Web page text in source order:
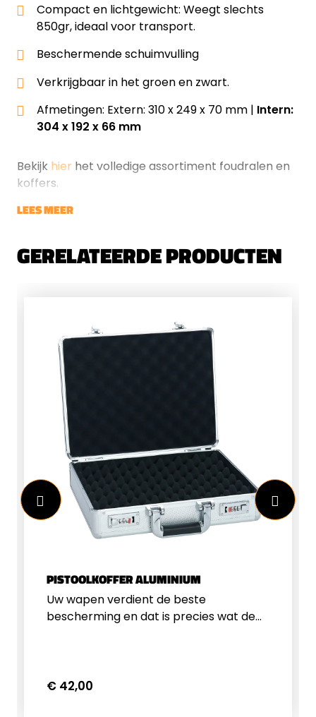
Compact en lichtgewicht: Weegt slechts
850gr, ideaal voor transport.
Beschermende schuimvulling
Verkrijgbaar in het groen en zwart.
Afmetingen: Extern: 310 x 249 x 70 mm | Intern:
304 x 192 x 66 mm
Bekijk hier het volledige assortiment foudralen en
koffers.
LEES MEER
GERELATEERDE PRODUCTEN
PISTOOLKOFFER ALUMINIUM
Uw wapen verdient de beste
bescherming en dat is precies wat de
bekleding, waardoor hij bestand is
€ 42,00